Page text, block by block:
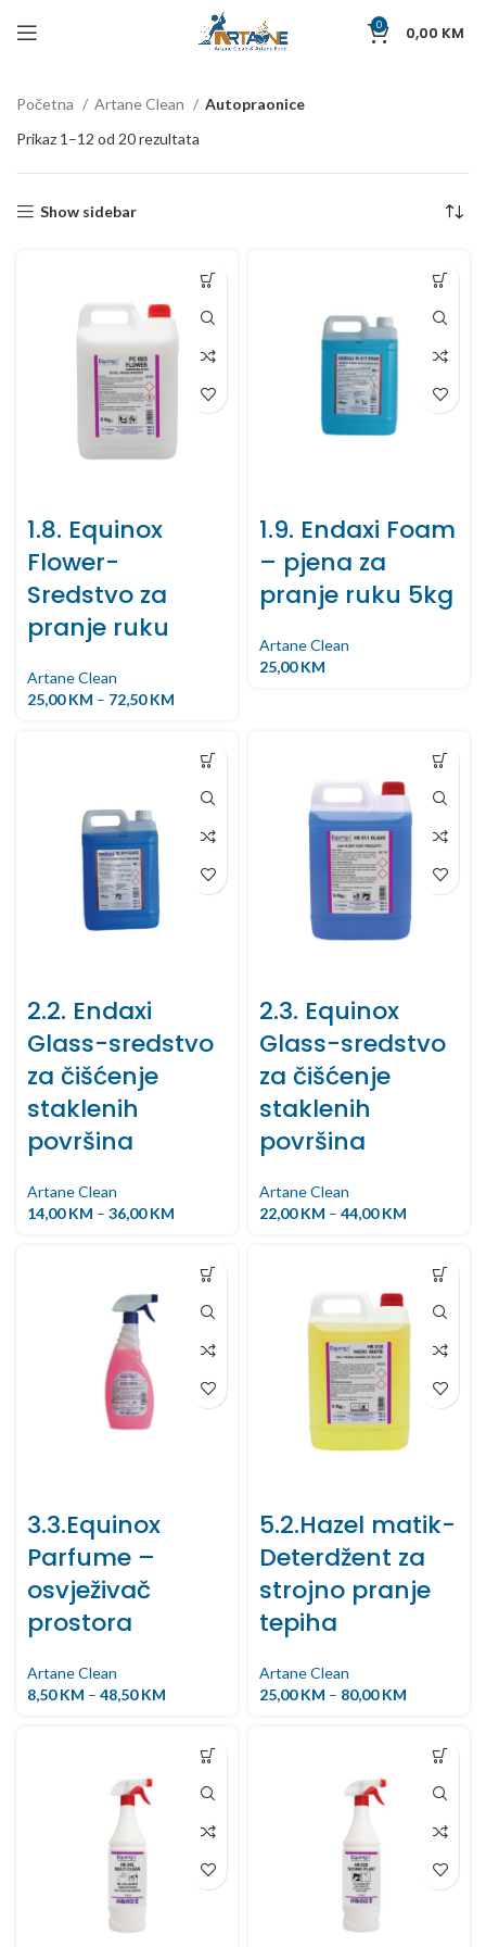
0 0,00 KM
Početna Artane Clean
Autopraonice
Prikaz 1–12 od 20 rezultata
Show sidebar
1.8. Equinox
Flower-
Sredstvo za
pranje ruku
Artane Clean
25,00KM – 72,50KM
1.9. Endaxi Foam
– pjena za
pranje ruku 5kg
Artane Clean
25,00KM
2.2. Endaxi
Glass-sredstvo
za čišćenje
staklenih
površina
Artane Clean
14,00KM – 36,00KM
2.3. Equinox
Glass-sredstvo
za čišćenje
staklenih
površina
Artane Clean
22,00KM – 44,00KM
3.3.Equinox
Parfume –
osvježivač
prostora
Artane Clean
8,50KM – 48,50KM
5.2.Hazel matik-
Deterdžent za
strojno pranje
tepiha
Artane Clean
25,00KM – 80,00KM